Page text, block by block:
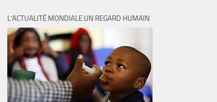
L’ACTUALITÉ MONDIALE UN REGARD HUMAIN